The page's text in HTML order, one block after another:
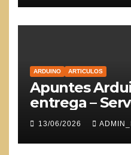
ARDUINO ARTICULOS
Apuntes
entrega –
13/06/2026